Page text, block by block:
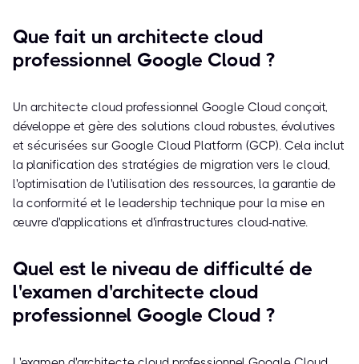
Que fait un architecte cloud
professionnel Google Cloud ?
Un architecte cloud professionnel Google Cloud conçoit,
développe et gère des solutions cloud robustes, évolutives
et sécurisées sur Google Cloud Platform (GCP). Cela inclut
la planification des stratégies de migration vers le cloud,
l'optimisation de l'utilisation des ressources, la garantie de
la conformité et le leadership technique pour la mise en
œuvre d'applications et d'infrastructures cloud-native.
Quel est le niveau de difficulté de
l'examen d'architecte cloud
professionnel Google Cloud ?